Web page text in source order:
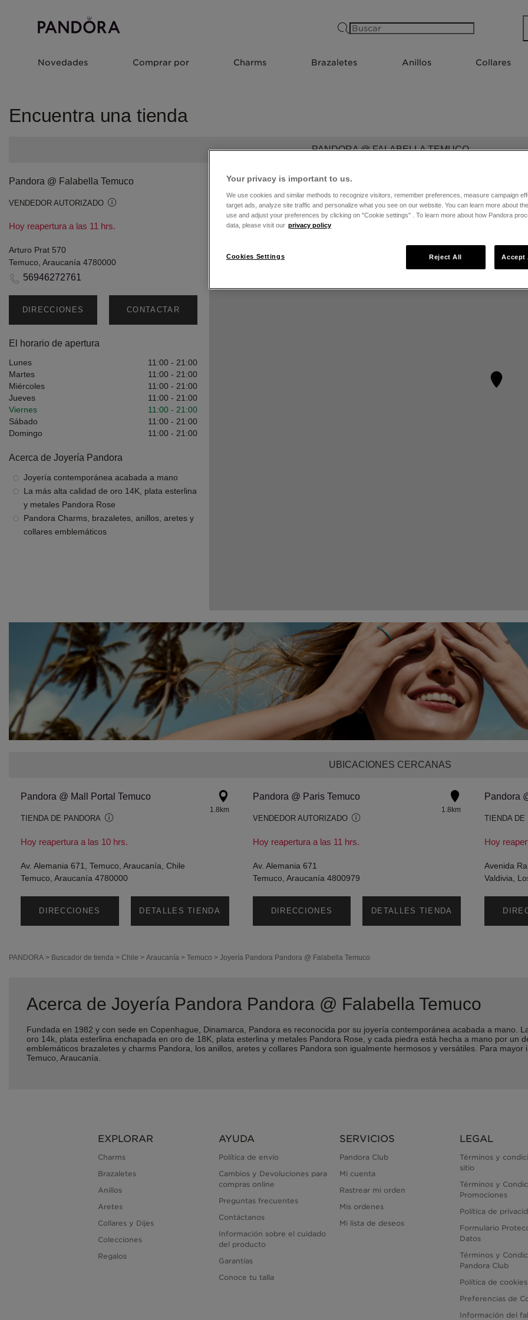
Novedades Comprar por Charms Brazaletes Anillos Collares
Encuentra una tienda
PANDORA @ FALABELLA TEMUCO
Pandora @ Falabella Temuco
VENDEDOR AUTORIZADO
Hoy reapertura a las 11 hrs.
Arturo Prat 570
Temuco, Araucanía 4780000
56946272761
DIRECCIONES CONTACTAR
El horario de apertura
Lunes 11:00 - 21:00
Martes
11:00 - 21:00
Miércoles
11:00 - 21:00
Jueves
11:00 - 21:00
Viernes
11:00 - 21:00
Sábado
11:00 - 21:00
Domingo
11:00 - 21:00
Acerca de Joyería Pandora
Joyería contemporánea acabada a mano
La más alta calidad de oro 14K, plata esterlina
y metales Pandora Rose
Pandora Charms, brazaletes, anillos, aretes y
collares emblemáticos
UBICACIONES CERCANAS
Pandora @ Mall Portal Temuco
TIENDA DE PANDORA
Hoy reapertura a las 10 hrs.
1.8km
Av. Alemania 671, Temuco, Araucanía, Chile
Temuco, Araucanía 4780000
DIRECCIONES DETALLES TIENDA
Pandora @ Paris Temuco
VENDEDOR AUTORIZADO
Hoy reapertura a las 11 hrs.
1.8km
Av. Alemania 671
Temuco, Araucanía 4800979
DIRECCIONES DETALLES TIENDA
Pandora
TIENDA DE
Hoy
Avenida
Valdivia,
PANDORA > Buscador de tienda > Chile > Araucanía > Temuco > Joyería Pandora Pandora @ Falabella Temuco
Acerca de Joyería Pandora Pandora @ Falabella Temuco
Fundada en 1982 y con sede en Copenhague, Dinamarca, Pandora es reconocida por su joyería contemporánea acabada a mano.
oro 14k, plata esterlina enchapada en oro de 18K, plata esterlina y metales Pandora Rose, y cada piedra está hecha a mano por un
emblemáticos brazaletes y charms Pandora, los anillos, aretes y collares Pandora son igualmente hermosos y versátiles. Para
Temuco, Araucanía.
EXPLORAR
Charms
Brazaletes
Anillos
Aretes
Collares y Dijes
Colecciones
Regalos
AYUDA
Política de envío
Cambios y Devoluciones para
compras online
Preguntas frecuentes
Contáctanos
Información sobre el cuidado
del producto
Garantías
Conoce tu talla
SERVICIOS
Pandora Club
Mi cuenta
Rastrear mi orden
Mis ordenes
Mi lista de deseos
LEGAL
Términos y
sitio
Términos y
Promociones
Política de
Formulario
Datos
Términos y
Pandora Club
Política de cookies
Preferencias de
Información del
Your privacy is important to us.
We use cookies and similar methods to recognize visitors, remember preferences, measure campaign
target ads, analyze site traffic and personalize what you see on our website. You can learn more about
use and adjust your preferences by clicking on "Cookie settings" . To learn more about how Pandora
data, please visit our privacy policy
Cookies Settings Reject All Accept